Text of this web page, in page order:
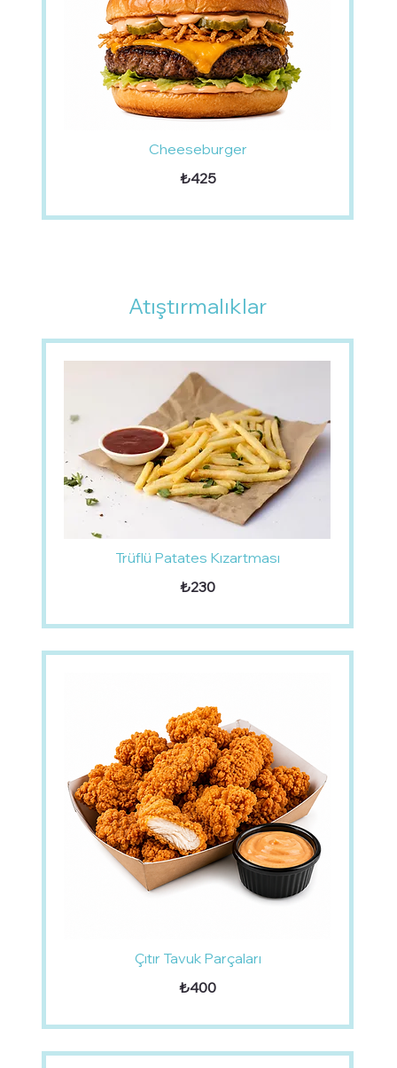
Cheeseburger
₺425
Atıştırmalıklar
Trüflü Patates Kızartması
₺230
Çıtır Tavuk Parçaları
₺400